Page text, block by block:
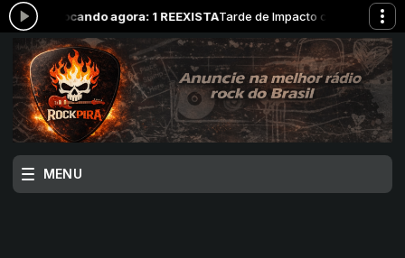
- Tocando agora: 1 REEXISTATarde de Impacto com RockPira
MENU